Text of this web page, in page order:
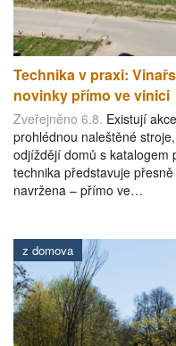
Technika v praxi:
novinky přímo ve vinici
Zveřejněno 6.8. Existují
prohlédnou naleštěné
odjíždějí domů s katalogem
technika představuje
navržena – přímo ve…
z domova